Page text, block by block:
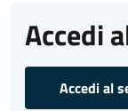
Accedi
Accedi al